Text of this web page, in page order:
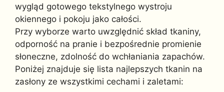
wygląd gotowego tekstylnego wystroju
okiennego i pokoju jako całości.
Przy wyborze warto uwzględnić skład tkaniny,
odporność na pranie i bezpośrednie promienie
słoneczne, zdolność do wchłaniania zapachów.
Poniżej znajduje się lista najlepszych tkanin na
zasłony ze wszystkimi cechami i zaletami: